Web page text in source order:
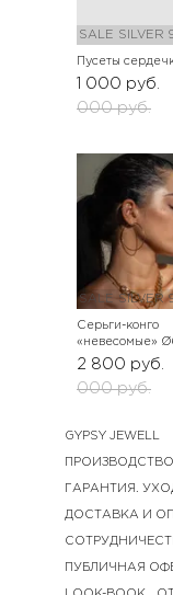
SALE SILVER
Пусеты
1 000 руб.
000 руб.
SALE SILVER
Серьги-конго
«невесомые»
2 800 руб.
000 руб.
GYPSY JEWELL
ПРОИЗВОДСТВО
ГАРАНТИЯ. УХОД
ДОСТАВКА И
ПУБЛИЧНАЯ